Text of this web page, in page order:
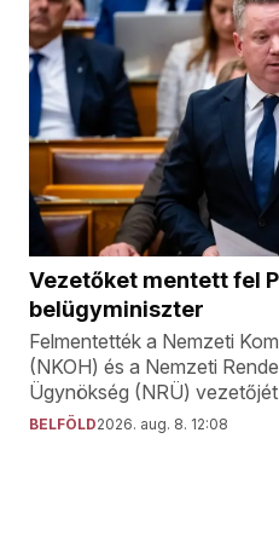
Vezetőket mentett fel
belügyminiszter
Felmentették a Nemzeti
(NKOH) és a Nemzeti
Ügynökség (NRÜ)
BELFÖLD2026. aug. 8. 12:08